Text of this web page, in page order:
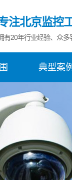
注北京监控
有20年行业经验、众多
典型案例